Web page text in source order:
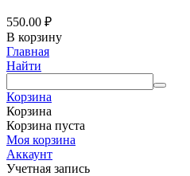
550.00 ₽
В корзину
Главная
Найти
Корзина
Корзина
Корзина пуста
Моя корзина
Аккаунт
Учетная запись